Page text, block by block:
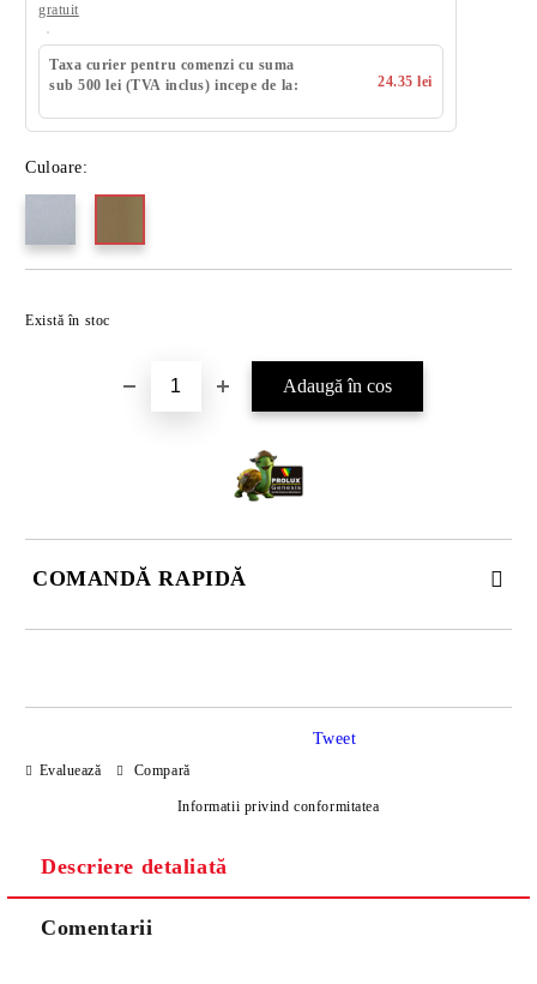
gratuit
Taxa curier pentru comenzi cu suma
sub 500 lei (TVA inclus) incepe de la:
24.35 lei
Culoare:
Există în stoc
COMANDĂ RAPIDĂ
Sunt de acord cuPolitica de confidentialitate
Noi vă vom contacta pentru finalizarea comenzii.
Evaluează Compară
Informatii privind conformitatea
Tweet
Descriere detaliată
Comentarii